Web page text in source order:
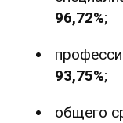
96,72%;
93,75%;
общего